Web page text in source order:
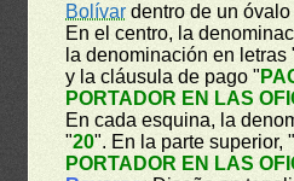
Bolívar dentro de un
En el centro, la
la denominación en letras
y la cláusula de pago "
PORTADOR EN LAS
En cada esquina, la
"20". En la parte superior, "
PORTADOR EN LAS